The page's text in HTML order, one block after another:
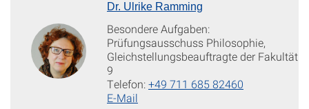
Dr. Ulrike Ramming
Besondere Aufgaben:
Prüfungsausschuss Philosophie,
Gleichstellungsbeauftragte der Fakultät
9
Telefon:+49 711 685 82460
E-Mail